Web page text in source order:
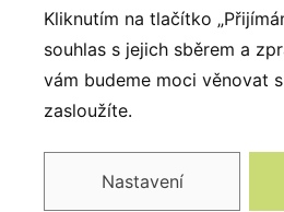
hřišť. Její instalace do země
protože skákací membrána je
povrchu.
Membrána trampolíny
odolného plastu. Odolává
potažena pryží. Trampolína
Kliknutím na tlačítko
souhlas s jejich sběrem a
vám budeme moci věnovat
zasloužíte.
Nastavení